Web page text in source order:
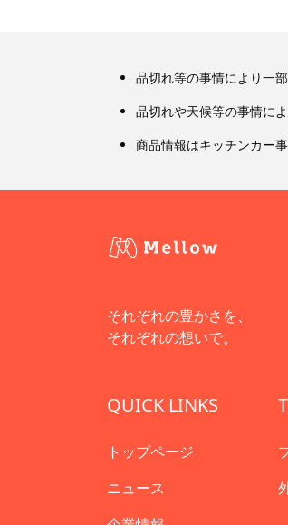
品切れ等の事情により一
品切れや天候等の事情に
商品情報はキッチンカー
それぞれの豊かさを、
それぞれの想いで。
QUICK LINKS
トップページ
ニュース